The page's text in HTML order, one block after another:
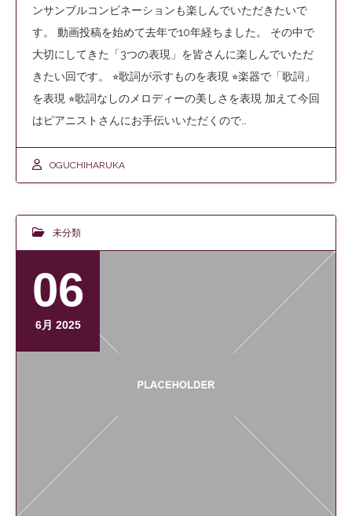
ンサンブルコンビネーションも楽しんでいただきたいで
す。 動画投稿を始めて去年で10年経ちました。 その中で
大切にしてきた「3つの表現」を皆さんに楽しんでいただ
きたい回です。 ⭐︎歌詞が示すものを表現 ⭐︎楽器で「歌詞」
を表現 ⭐︎歌詞なしのメロディーの美しさを表現 加えて今回
はピアニストさんにお手伝いいただくので…
OGUCHIHARUKA
未分類
06
6月 2025